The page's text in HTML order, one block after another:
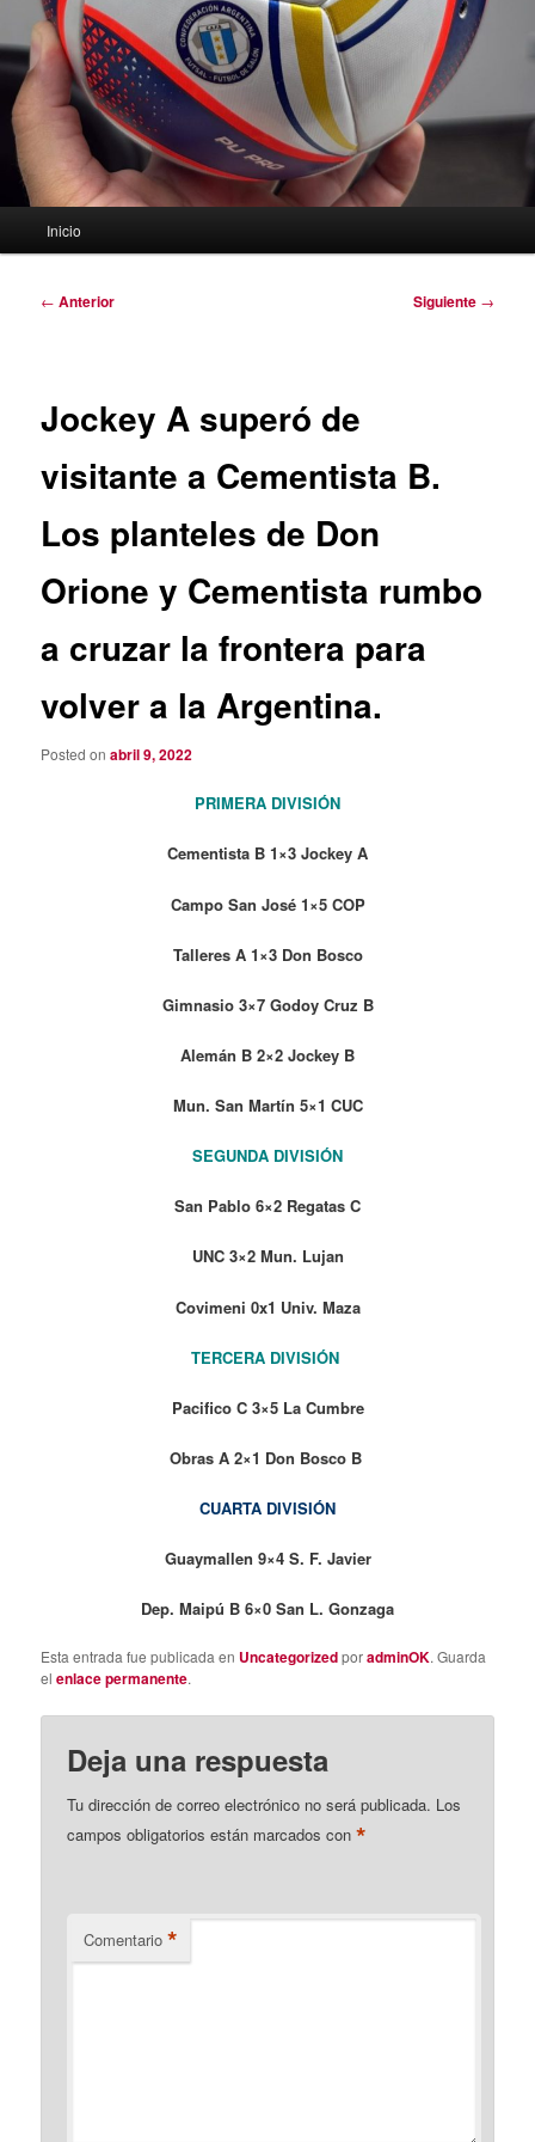
Inicio
Navegación
← Anterior Siguiente →
Jockey A superó de
visitante a Cementista B.
Los planteles de Don
Orione y Cementista rumbo
a cruzar la frontera para
volver a la Argentina.
Posted onabril 9, 2022
PRIMERA DIVISIÓN
Cementista B 1×3 Jockey A
Campo San José 1×5 COP
Talleres A 1×3 Don Bosco
Gimnasio 3×7 Godoy Cruz B
Alemán B 2×2 Jockey B
Mun. San Martín 5×1 CUC
SEGUNDA DIVISIÓN
San Pablo 6×2 Regatas C
UNC 3×2 Mun. Lujan
Covimeni 0x1 Univ. Maza
TERCERA DIVISIÓN
Pacifico C 3×5 La Cumbre
Obras A 2×1 Don Bosco B
CUARTA DIVISIÓN
Guaymallen 9×4 S. F. Javier
Dep. Maipú B 6×0 San L. Gonzaga
Esta entrada fue publicada en UncategorizedporadminOK. Guarda
elenlace permanente.
Deja una respuesta
Tu dirección de correo electrónico no será publicada. Los
campos obligatorios están marcados con*
Comentario *